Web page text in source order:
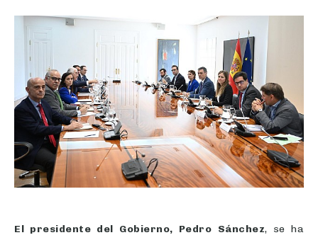
El presidente del Gobierno, Pedro Sánchez, se ha